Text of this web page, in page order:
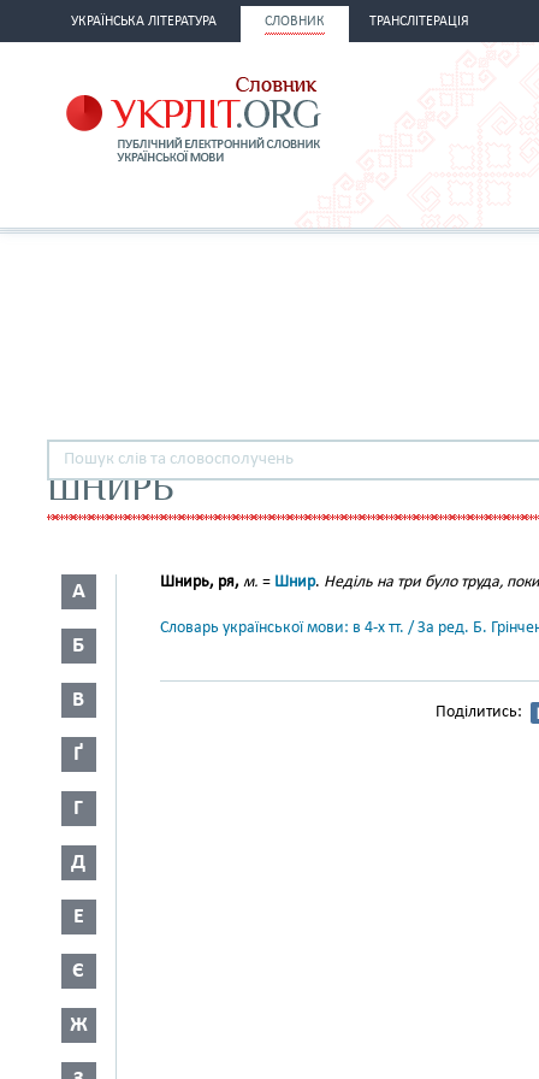
УКРАЇНСЬКА ЛІТЕРАТУРА СЛОВНИК ТРАНСЛІТЕРАЦІЯ
ШНИРЬ
А
Б
В
Ґ
Г
Д
Е
Є
Ж
Шнирь, ря, м. = Шнир. Неділь на три було труда,
Словарь української мови: в 4-х тт. / За ред. Б.
Поділитись: